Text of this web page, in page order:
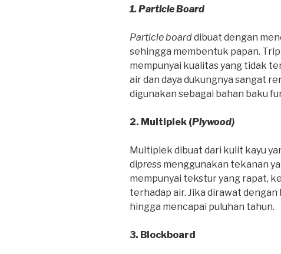
1. Particle Board
Particle boarddibuat dengan
sehingga membentuk papan.
mempunyai kualitas yang tidak
air dan daya dukungnya sangat
digunakan sebagai bahan baku
2. Multiplek (Plywood)
Multiplek dibuat dari kulit kayu
dipress menggunakan tekanan
mempunyai tekstur yang rapat,
terhadap air. Jika dirawat
hingga mencapai puluhan tahun.
3. Blockboard